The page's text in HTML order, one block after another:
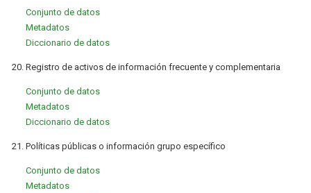
Conjunto de datos
Metadatos
Diccionario de datos
20. Registro de activos de información frecuente y complementaria
Conjunto de datos
Metadatos
Diccionario de datos
21. Políticas públicas o información grupo específico
Conjunto de datos
Metadatos